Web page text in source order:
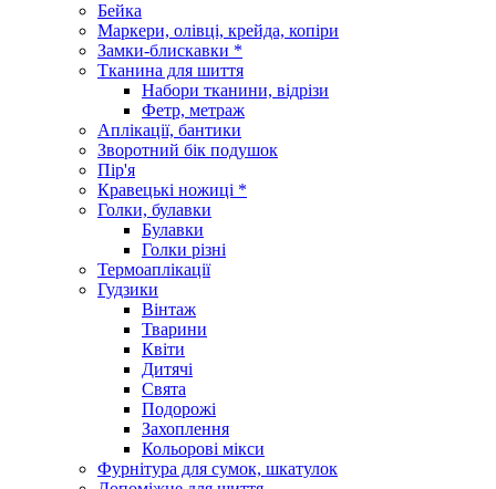
Бейка
Маркери, олівці, крейда, копіри
Замки-блискавки *
Тканина для шиття
Набори тканини, відрізи
Фетр, метраж
Аплікації, бантики
Зворотний бік подушок
Пір'я
Кравецькі ножиці *
Голки, булавки
Булавки
Голки різні
Термоаплікації
Гудзики
Вінтаж
Тварини
Квіти
Дитячі
Свята
Подорожі
Захоплення
Кольорові мікси
Фурнітура для сумок, шкатулок